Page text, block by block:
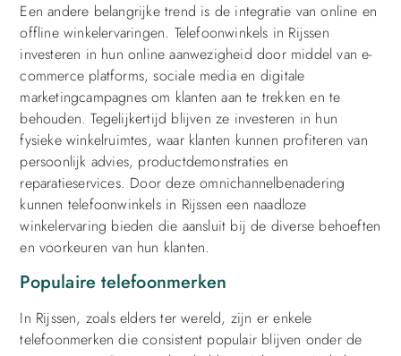
Een andere belangrijke trend is de integratie van online en
offline winkelervaringen. Telefoonwinkels in Rijssen
investeren in hun online aanwezigheid door middel van e-
commerce platforms, sociale media en digitale
marketingcampagnes om klanten aan te trekken en te
behouden. Tegelijkertijd blijven ze investeren in hun
fysieke winkelruimtes, waar klanten kunnen profiteren van
persoonlijk advies, productdemonstraties en
reparatieservices. Door deze omnichannelbenadering
kunnen telefoonwinkels in Rijssen een naadloze
winkelervaring bieden die aansluit bij de diverse behoeften
en voorkeuren van hun klanten.
Populaire telefoonmerken
In Rijssen, zoals elders ter wereld, zijn er enkele
telefoonmerken die consistent populair blijven onder de